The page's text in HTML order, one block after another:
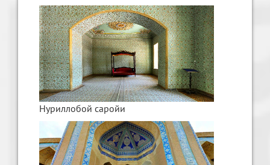
Нуриллобой саройи